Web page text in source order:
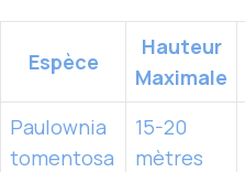
Espèce
Hauteur
Maximale
Paulownia
tomentosa
15-20
mètres